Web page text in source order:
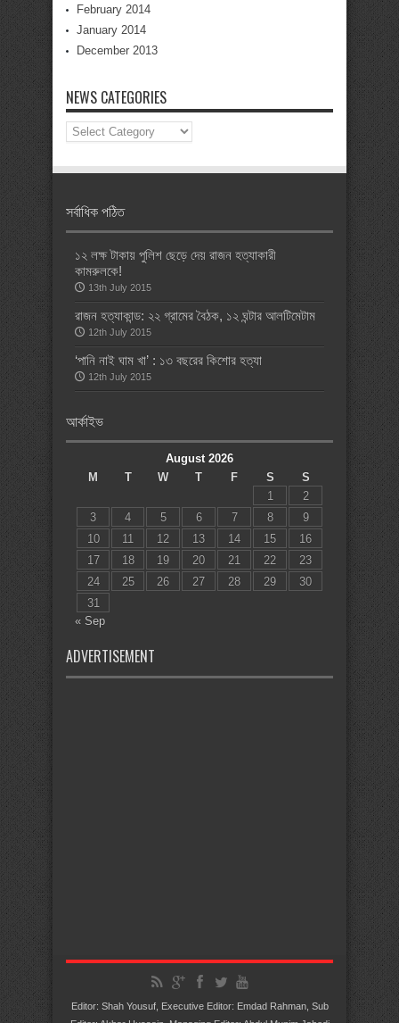
February 2014
January 2014
December 2013
NEWS CATEGORIES
News
Categories
সর্বাধিক পঠিত
১২ লক্ষ টাকায় পুলিশ ছেড়ে দেয় রাজন হত্যাকারী
কামরুলকে!
13th July 2015
রাজন হত্যাকান্ড: ২২ গ্রামের বৈঠক, ১২ ঘন্টার আলটিমেটাম
12th July 2015
‘পানি নাই ঘাম খা’ : ১৩ বছরের কিশোর হত্যা
12th July 2015
আর্কাইভ
August 2026
M
T W T F S
S
1
2
3
4 5 6 7 8
9
10
11 12 13 14 15
16
17
18 19 20 21 22
23
24
25 26 27 28 29
30
31
« Sep
ADVERTISEMENT
Editor: Shah Yousuf, Executive Editor: Emdad Rahman, Sub